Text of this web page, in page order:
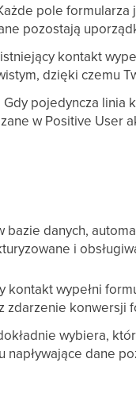
pole
pozostają
kontakt
dzięki czemu
Gdy pojedyncza linia
w Positive User
danych,
i
kontakt wypełni
konwersji
wybiera,
dane